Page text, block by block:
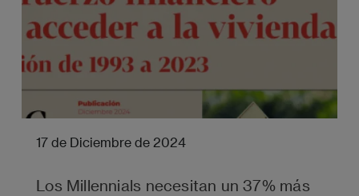
17 de Diciembre de 2024
Los Millennials necesitan un 37% más